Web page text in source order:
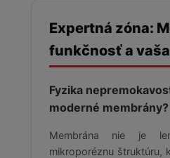
Expertná zóna:
funkčnosť a
Fyzika
moderné membrány?
Membrána nie je
mikroporéznu štruktúru,